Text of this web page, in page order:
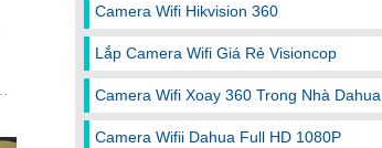
Camera Wifi Hikvision 360
Lắp Camera Wifi Giá Rẻ Visioncop
Camera Wifi Xoay 360 Trong Nhà Dahua
Camera Wifii Dahua Full HD 1080P